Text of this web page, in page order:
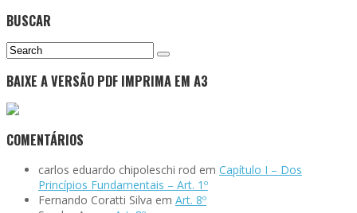
BUSCAR
BAIXE A VERSÃO PDF IMPRIMA EM A3
COMENTÁRIOS
carlos eduardo chipoleschi rod em Capítulo I – Dos
Princípios Fundamentais – Art. 1º
Fernando Coratti Silva em Art. 8º